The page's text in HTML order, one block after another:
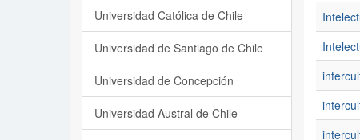
Universidad Católica de Chile
Universidad de Santiago de Chile
Universidad de Concepción
Universidad Austral de Chile